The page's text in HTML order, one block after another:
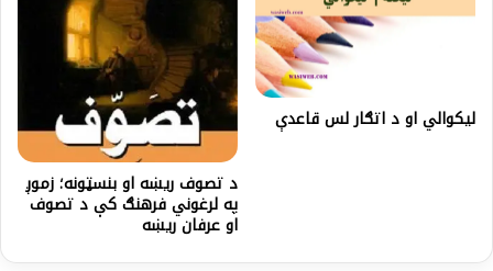
لیکوالي او د اتګار لس قاعدې
د تصوف ريښه او بنسټونه؛ زموږ
په لرغوني فرهنګ کې د تصوف
او عرفان ريښه